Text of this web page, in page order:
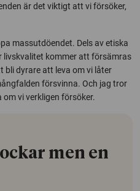
är det viktigt att vi försöker,
massutdöendet. Dels av etiska
livskvalitet kommer att försämras
bli dyrare att leva om vi låter
försvinna. Och jag tror
vi verkligen försöker.
men en